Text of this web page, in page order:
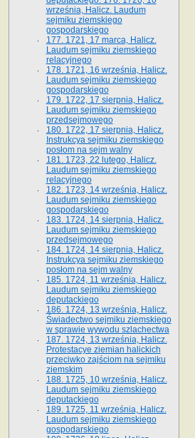
września, Halicz. Laudum
sejmiku ziemskiego
gospodarskiego
177. 1721, 17 marca, Halicz.
Laudum sejmiku ziemskiego
relacyjnego
178. 1721, 16 września, Halicz.
Laudum sejmiku ziemskiego
gospodarskiego
179. 1722, 17 sierpnia, Halicz.
Laudum sejmiku ziemskiego
przedsejmowego
180. 1722, 17 sierpnia, Halicz.
Instrukcya sejmiku ziemskiego
posłom na sejm walny
181. 1723, 22 lutego, Halicz.
Laudum sejmiku ziemskiego
relacyjnego
182. 1723, 14 września, Halicz.
Laudum sejmiku ziemskiego
gospodarskiego
183. 1724, 14 sierpnia, Halicz.
Laudum sejmiku ziemskiego
przedsejmowego
184. 1724, 14 sierpnia, Halicz.
Instrukcya sejmiku ziemskiego
posłom na sejm walny
185. 1724, 11 września, Halicz.
Laudum sejmiku ziemskiego
deputackiego
186. 1724, 13 września, Halicz.
Świadectwo sejmiku ziemskiego
w sprawie wywodu szlachectwa
187. 1724, 13 września, Halicz.
Protestacye ziemian halickich
przeciwko zajściom na sejmiku
ziemskim
188. 1725, 10 września, Halicz.
Laudum sejmiku ziemskiego
deputackiego
189. 1725, 11 września, Halicz.
Laudum sejmiku ziemskiego
gospodarskiego